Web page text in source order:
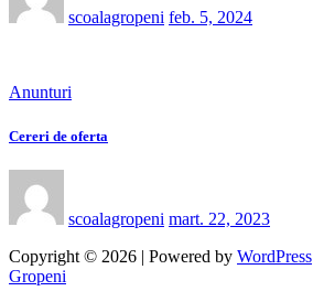
scoalagropeni feb. 5, 2024
Anunturi
Cereri de oferta
scoalagropeni mart. 22, 2023
Copyright © 2026 | Powered by WordPress
Gropeni